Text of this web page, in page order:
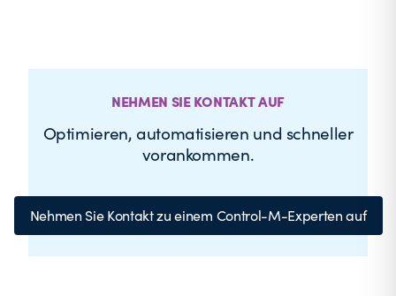
NEHMEN SIE KONTAKT AUF
Optimieren, automatisieren und schneller
vorankommen.
Nehmen Sie Kontakt zu einem Control-M-Experten auf